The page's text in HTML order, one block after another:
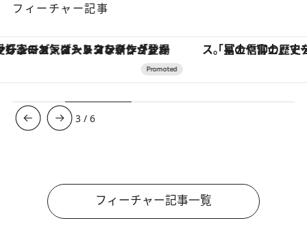
フィーチャー記事
「星のや富士」でデジタルデトックス。冨士信仰の歴史を辿り、心身を調える。 【夏限定ディナーコース】旬を
3 /6
フィーチャー記事一覧